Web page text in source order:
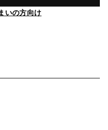
いの方向け